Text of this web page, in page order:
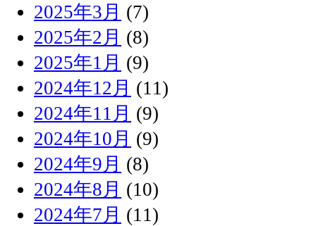
2025年3月 (7)
2025年2月 (8)
2025年1月 (9)
2024年12月 (11)
2024年11月 (9)
2024年10月 (9)
2024年9月 (8)
2024年8月 (10)
2024年7月 (11)